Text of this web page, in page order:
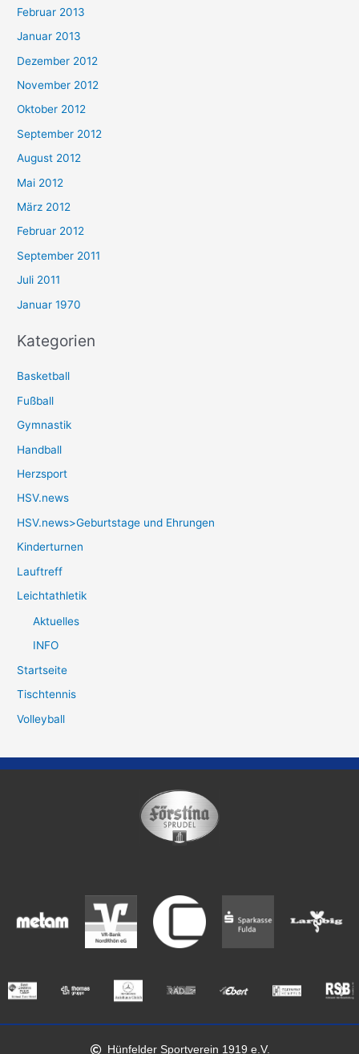
Februar 2013
Januar 2013
Dezember 2012
November 2012
Oktober 2012
September 2012
August 2012
Mai 2012
März 2012
Februar 2012
September 2011
Juli 2011
Januar 1970
Kategorien
Basketball
Fußball
Gymnastik
Handball
Herzsport
HSV.news
HSV.news>Geburtstage und Ehrungen
Kinderturnen
Lauftreff
Leichtathletik
Aktuelles
INFO
Startseite
Tischtennis
Volleyball
Hünfelder Sportverein 1919 e.V.